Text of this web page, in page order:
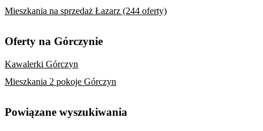
Mieszkania na sprzedaż Łazarz (244 oferty)
Oferty na Górczynie
Kawalerki Górczyn
Mieszkania 2 pokoje Górczyn
Powiązane wyszukiwania